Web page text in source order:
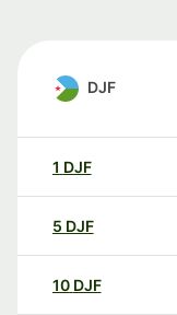
DJF
1 DJF
5 DJF
10 DJF